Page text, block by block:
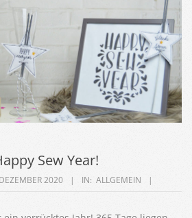
Sew Year!
2020 IN: ALLGEMEIN